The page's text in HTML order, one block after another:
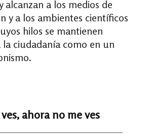
alcanzan a los medios de
y a los ambientes científicos
hilos se mantienen
ciudadanía como en un
ahora no me ves